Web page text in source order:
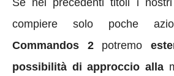
compiere solo poche
Commandos 2potremo
possibilità di approccio alla